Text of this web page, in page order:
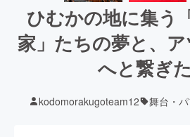
ひむかの地に集う
家」たちの夢と、
へと繋ぎ
kodomorakugoteam12 舞台・